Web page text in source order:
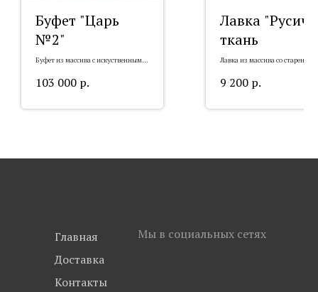
Буфет "Царь
№2"
Буфет из массива с искуственным
103 000 р.
Лавка "Русич"
ткань
Лавка из массива со старением
9 200 р.
Главная
Доставка
Контакты
Мы в социальных сетях